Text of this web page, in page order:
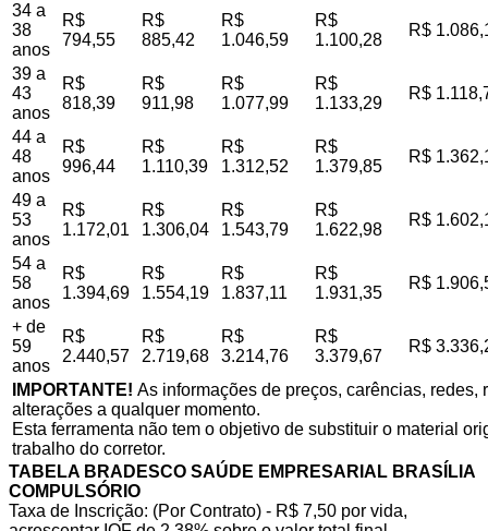
34 a
38
anos
R$
794,55
R$
885,42
R$
1.046,59
R$
1.100,28
R$
39 a
43
anos
R$
818,39
R$
911,98
R$
1.077,99
R$
1.133,29
R$
44 a
48
anos
R$
996,44
R$
1.110,39
R$
1.312,52
R$
1.379,85
R$
49 a
53
anos
R$
1.172,01
R$
1.306,04
R$
1.543,79
R$
1.622,98
R$
54 a
58
anos
R$
1.394,69
R$
1.554,19
R$
1.837,11
R$
1.931,35
R$
+ de
59
anos
R$
2.440,57
R$
2.719,68
R$
3.214,76
R$
3.379,67
R$
IMPORTANTE! As informações de preços, carências,
alterações a qualquer momento.
Esta ferramenta não tem o objetivo de substituir o material
trabalho do corretor.
TABELA BRADESCO SAÚDE EMPRESARIAL BRASÍLIA
COMPULSÓRIO
Taxa de Inscrição: (Por Contrato) - R$ 7,50 por vida,